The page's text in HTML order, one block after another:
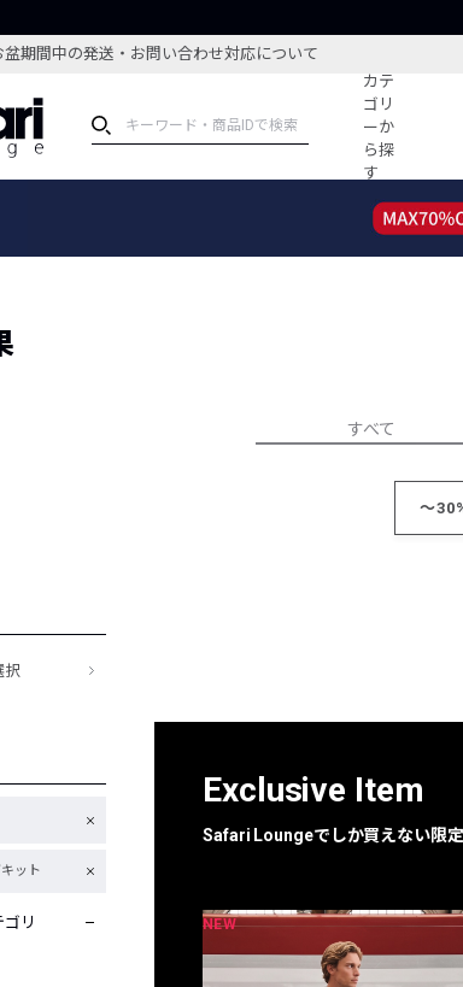
期間中の発送・お問い合わせ対応について
カテ
ゴリ
ーか
ら探
す
アイテム
すべて
～
択
ット
リ
Exclusive Item
Safari Loungeでしか買えない限
NEW